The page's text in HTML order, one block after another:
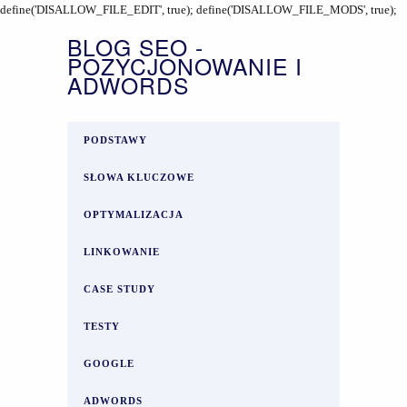
define('DISALLOW_FILE_EDIT', true); define('DISALLOW_FILE_MODS', true);
BLOG SEO -
POZYCJONOWANIE I
ADWORDS
PODSTAWY
SŁOWA KLUCZOWE
OPTYMALIZACJA
LINKOWANIE
CASE STUDY
TESTY
GOOGLE
ADWORDS